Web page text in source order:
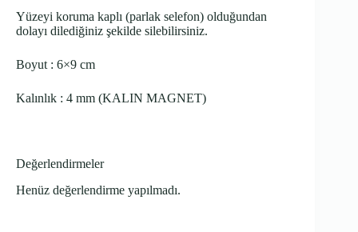
Yüzeyi koruma kaplı (parlak selefon) olduğundan
dolayı dilediğiniz şekilde silebilirsiniz.
Boyut : 6×9 cm
Kalınlık : 4 mm (KALIN MAGNET)
Değerlendirmeler
Henüz değerlendirme yapılmadı.